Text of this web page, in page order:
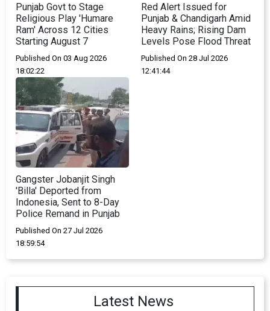
Punjab Govt to Stage
Religious Play 'Humare
Ram' Across 12 Cities
Starting August 7
Published On 03 Aug 2026
18:02:22
Red Alert Issued for
Punjab & Chandigarh Amid
Heavy Rains; Rising Dam
Levels Pose Flood Threat
Published On 28 Jul 2026
12:41:44
Gangster Jobanjit Singh
'Billa' Deported from
Indonesia, Sent to 8-Day
Police Remand in Punjab
Published On 27 Jul 2026
18:59:54
Latest News